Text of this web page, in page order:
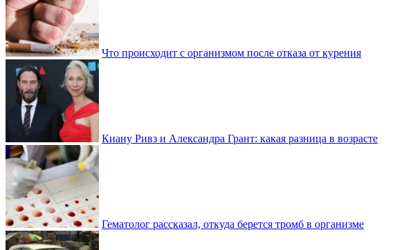
Что происходит с организмом после отказа от курения
Киану Ривз и Александра Грант: какая разница в возрасте
Гематолог рассказал, откуда берется тромб в организме